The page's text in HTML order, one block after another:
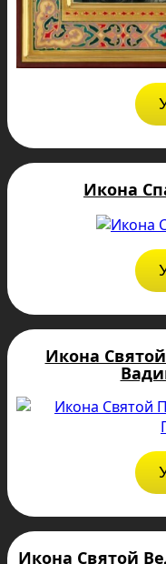
Икона
Икона
Икона Святой